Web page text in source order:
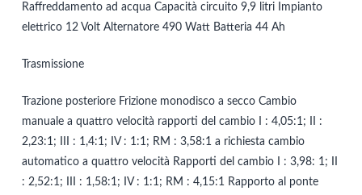
Raffreddamento ad acqua Capacità circuito 9,9 litri Impianto
elettrico 12 Volt Alternatore 490 Watt Batteria 44 Ah
Trasmissione
Trazione posteriore Frizione monodisco a secco Cambio
manuale a quattro velocità rapporti del cambio I : 4,05:1; II :
2,23:1; III : 1,4:1; IV : 1:1; RM : 3,58:1 a richiesta cambio
automatico a quattro velocità Rapporti del cambio I : 3,98: 1; II
: 2,52:1; III : 1,58:1; IV : 1:1; RM : 4,15:1 Rapporto al ponte